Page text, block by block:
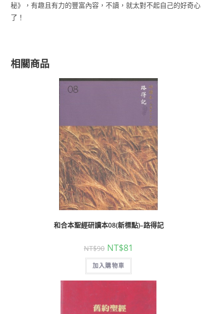
秘》，有趣且有力的豐富內容，不讀，就太對不起自己的好奇心
了！
相關商品
和合本聖經研讀本08(新標點)–路得記
NT$90 NT$81
加入購物車